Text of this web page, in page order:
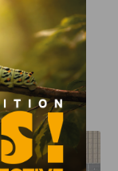
des places